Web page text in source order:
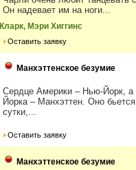
Он надевает им на ноги...
Кларк, Мэри Хиггинс
Оставить заявку
Манхэттенское безумие
Сердце Америки – Нью-Йорк,
Йорка – Манхэттен. Оно
сутки,...
Оставить заявку
Манхэттенское безумие